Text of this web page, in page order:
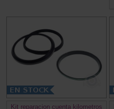
Kit reparacion cuenta kilometros